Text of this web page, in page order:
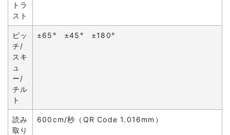
トラ
スト
ピッ
チ/
スキ
ュ
ー/
チル
ト
±65° ±45° ±180°
読み
取り
600cm/秒（QR Code 1.016mm）